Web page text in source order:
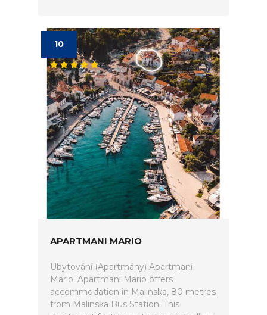
10
APARTMANI MARIO
Ubytování (Apartmány) Apartmani
Mario. Apartmani Mario offers
accommodation in Malinska, 80 metres
from Malinska Bus Station. This